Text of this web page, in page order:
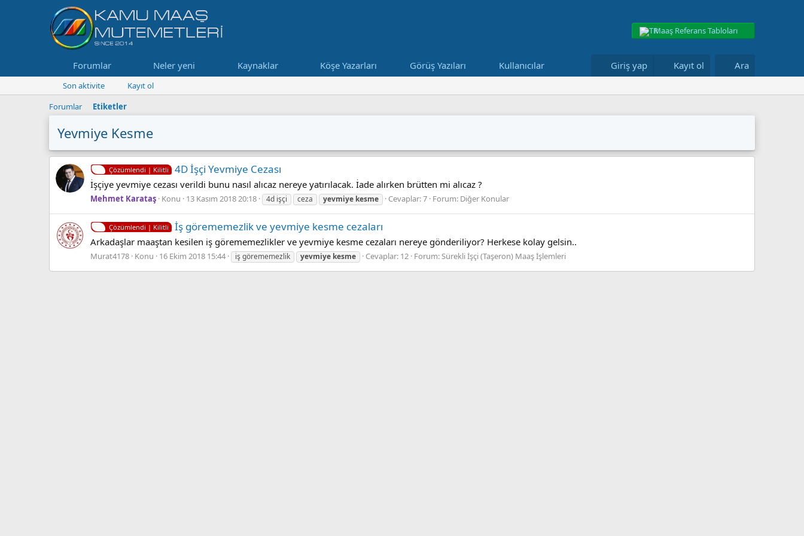
Maaş Referans Tabloları
Forumlar Neler yeni Kaynaklar Köşe Yazarları Görüş Yazıları Kullanıcılar Giriş yap Kayıt ol Ara
Son aktivite
Kayıt ol
Forumlar
Etiketler
Yevmiye Kesme
Çözümlendi | Kilitli 4D İşçi Yevmiye Cezası
İşçiye yevmiye cezası verildi bunu nasıl alıcaz nereye yatırılacak. İade alırken brütten mi alıcaz ?
Mehmet Karataş Konu 13 Kasım 2018 20:18 4d işçi ceza yevmiye kesme Cevaplar: 7 Forum: Diğer Konular
Çözümlendi | Kilitli İş görememezlik ve yevmiye kesme cezaları
Arkadaşlar maaştan kesilen iş görememezlikler ve yevmiye kesme cezaları nereye gönderiliyor? Herkese kolay gelsin..
Murat4178 Konu 16 Ekim 2018 15:44 iş görememezlik yevmiye kesme Cevaplar: 12 Forum: Sürekli İşçi (Taşeron) Maaş İşlemleri